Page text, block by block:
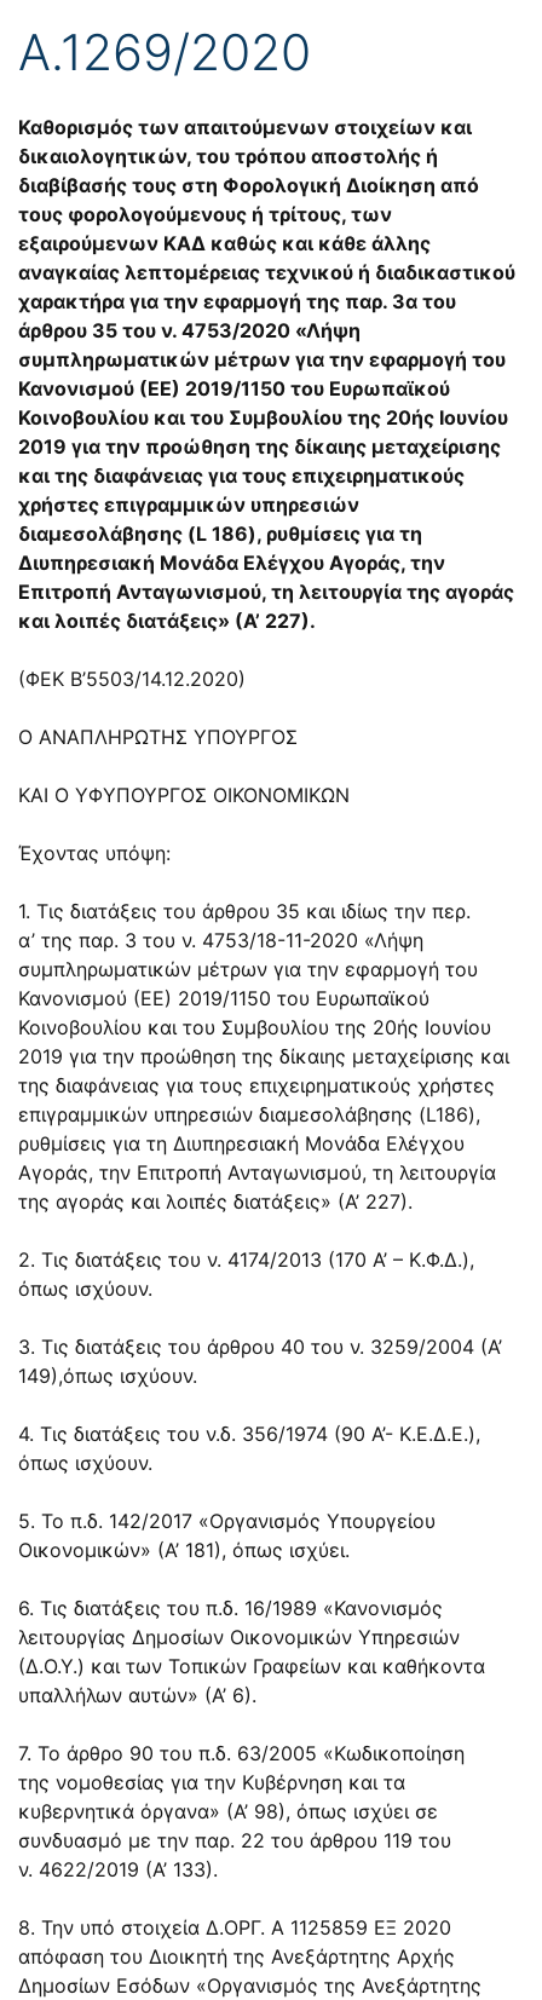
Α.1269/2020
Καθορισμός των απαιτούμενων στοιχείων και
δικαιολογητικών, του τρόπου αποστολής ή
διαβίβασής τους στη Φορολογική Διοίκηση από
τους φορολογούμενους ή τρίτους, των
εξαιρούμενων ΚΑΔ καθώς και κάθε άλλης
αναγκαίας λεπτομέρειας τεχνικού ή διαδικαστικού
χαρακτήρα για την εφαρμογή της παρ. 3α του
άρθρου 35 του ν. 4753/2020 «Λήψη
συμπληρωματικών μέτρων για την εφαρμογή του
Κανονισμού (ΕΕ) 2019/1150 του Ευρωπαϊκού
Κοινοβουλίου και του Συμβουλίου της 20ής Ιουνίου
2019 για την προώθηση της δίκαιης μεταχείρισης
και της διαφάνειας για τους επιχειρηματικούς
χρήστες επιγραμμικών υπηρεσιών
διαμεσολάβησης (L 186), ρυθμίσεις για τη
Διυπηρεσιακή Μονάδα Ελέγχου Αγοράς, την
Επιτροπή Ανταγωνισμού, τη λειτουργία της αγοράς
και λοιπές διατάξεις» (Α’ 227).
(ΦΕΚ Β’5503/14.12.2020)
Ο ΑΝΑΠΛΗΡΩΤΗΣ ΥΠΟΥΡΓΟΣ
ΚΑΙ Ο ΥΦΥΠΟΥΡΓΟΣ ΟΙΚΟΝΟΜΙΚΩΝ
Έχοντας υπόψη:
1. Τις διατάξεις του άρθρου 35 και ιδίως την περ.
α’ της παρ. 3 του ν. 4753/18-11-2020 «Λήψη
συμπληρωματικών μέτρων για την εφαρμογή του
Κανονισμού (ΕΕ) 2019/1150 του Ευρωπαϊκού
Κοινοβουλίου και του Συμβουλίου της 20ής Ιουνίου
2019 για την προώθηση της δίκαιης μεταχείρισης και
της διαφάνειας για τους επιχειρηματικούς χρήστες
επιγραμμικών υπηρεσιών διαμεσολάβησης (L186),
ρυθμίσεις για τη Διυπηρεσιακή Μονάδα Ελέγχου
Αγοράς, την Επιτροπή Ανταγωνισμού, τη λειτουργία
της αγοράς και λοιπές διατάξεις» (Α’ 227).
2. Τις διατάξεις του ν. 4174/2013 (170 Α’ – Κ.Φ.Δ.),
όπως ισχύουν.
3. Τις διατάξεις του άρθρου 40 του ν. 3259/2004 (Α’
149),όπως ισχύουν.
4. Τις διατάξεις του ν.δ. 356/1974 (90 Α’- Κ.Ε.Δ.Ε.),
όπως ισχύουν.
5. Το π.δ. 142/2017 «Οργανισμός Υπουργείου
Οικονομικών» (Α’ 181), όπως ισχύει.
6. Τις διατάξεις του π.δ. 16/1989 «Κανονισμός
λειτουργίας Δημοσίων Οικονομικών Υπηρεσιών
(Δ.Ο.Υ.) και των Τοπικών Γραφείων και καθήκοντα
υπαλλήλων αυτών» (Α’ 6).
7. Το άρθρο 90 του π.δ. 63/2005 «Κωδικοποίηση
της νομοθεσίας για την Κυβέρνηση και τα
κυβερνητικά όργανα» (Α’ 98), όπως ισχύει σε
συνδυασμό με την παρ. 22 του άρθρου 119 του
ν. 4622/2019 (Α’ 133).
8. Την υπό στοιχεία Δ.ΟΡΓ. Α 1125859 ΕΞ 2020
απόφαση του Διοικητή της Ανεξάρτητης Αρχής
Δημοσίων Εσόδων «Οργανισμός της Ανεξάρτητης